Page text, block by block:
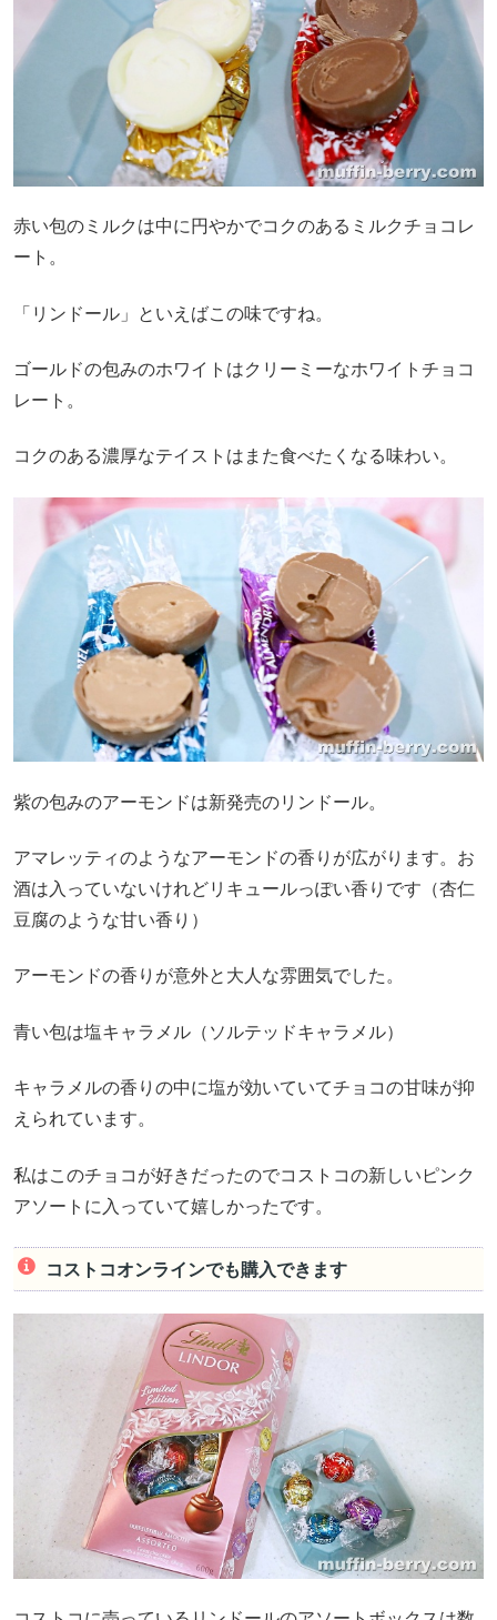
赤い包のミルクは中に円やかでコクのあるミルクチョコレ
ート。
「リンドール」といえばこの味ですね。
ゴールドの包みのホワイトはクリーミーなホワイトチョコ
レート。
コクのある濃厚なテイストはまた食べたくなる味わい。
紫の包みのアーモンドは新発売のリンドール。
アマレッティのようなアーモンドの香りが広がります。お
酒は入っていないけれどリキュールっぽい香りです（杏仁
豆腐のような甘い香り）
アーモンドの香りが意外と大人な雰囲気でした。
青い包は塩キャラメル（ソルテッドキャラメル）
キャラメルの香りの中に塩が効いていてチョコの甘味が抑
えられています。
私はこのチョコが好きだったのでコストコの新しいピンク
アソートに入っていて嬉しかったです。
コストコオンラインでも購入できます